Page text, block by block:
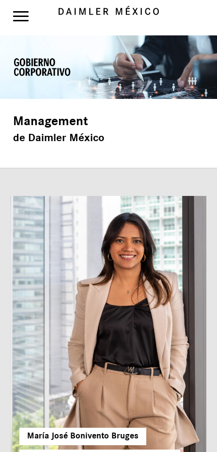
Management
de Daimler México
María José Bonivento Bruges